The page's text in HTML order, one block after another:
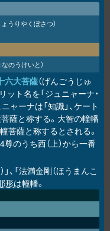
ょうりやくぼさつ）
なのうけいと）
六大菩薩（げんごうじゅ
ット名を「ジュニャーナ・
ャーナは「知識」、ケート
薩と称する。大智の幢幡
菩薩と称するとされる。
尊のうち西（上）から一番
、「法満金剛（ほうまんこ
形は幢幡。